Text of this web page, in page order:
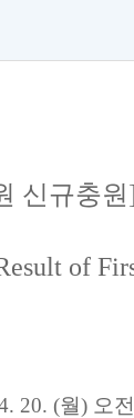
신규충원
of
20. (월) 오